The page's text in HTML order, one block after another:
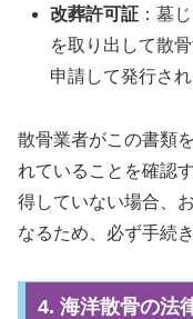
改葬許可証 ：墓
を取り出して散
申請して発行され
散骨業者がこの書類
れていることを確認
得していない場合、
なるため、必ず手続
4. 海洋散骨の法